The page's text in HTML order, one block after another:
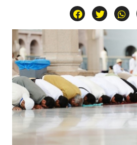
Kuliner
Wisata
Eduaksi
Info
Terkini
Network